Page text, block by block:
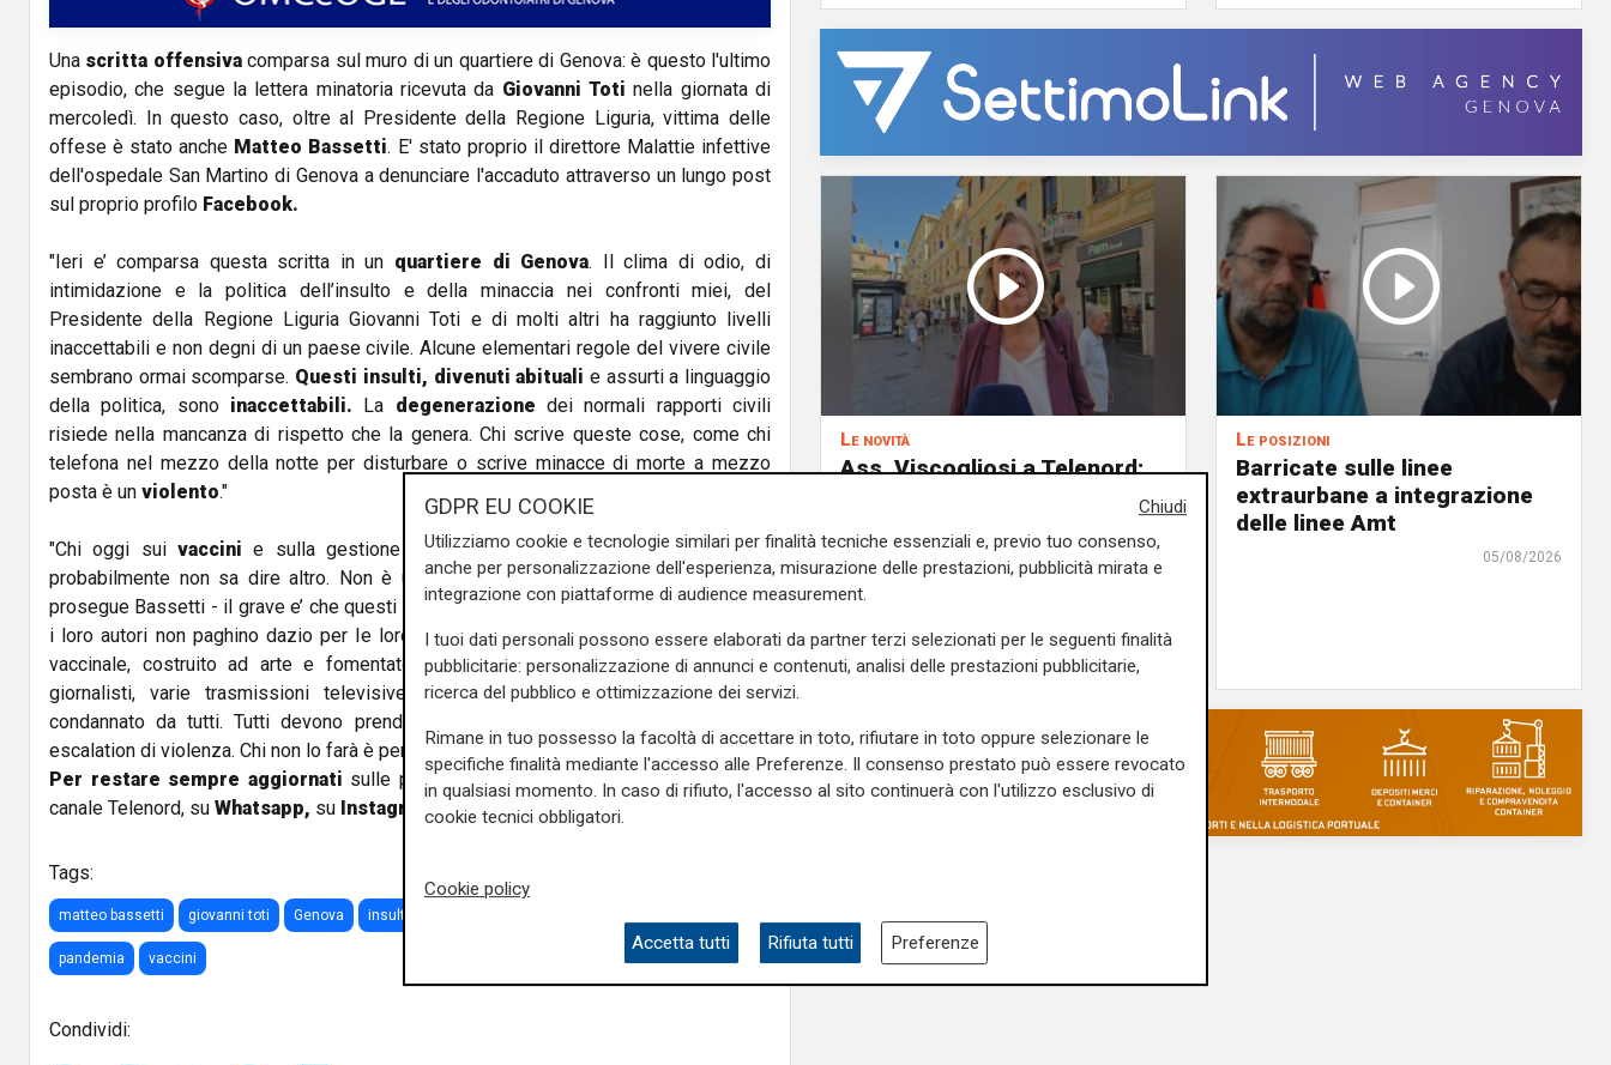
Una scritta offensivacomparsa sul muro di un quartiere di Genova: è questo l'ultimo
episodio, che segue la lettera minatoria ricevuta da Giovanni Toti nella giornata di
mercoledì. In questo caso, oltre al Presidente della Regione Liguria, vittima delle
offese è stato anche Matteo Bassetti. E' stato proprio il direttore Malattie infettive
dell'ospedale San Martino di Genova a denunciare l'accaduto attraverso un lungo post
sul proprio profilo Facebook.
"Ieri e’ comparsa questa scritta in un quartiere di Genova. Il clima di odio, di
intimidazione e la politica dell’insulto e della minaccia nei confronti miei, del
Presidente della Regione Liguria Giovanni Toti e di molti altri ha raggiunto livelli
inaccettabili e non degni di un paese civile. Alcune elementari regole del vivere civile
sembrano ormai scomparse. Questi insulti, divenuti abituali e assurti a linguaggio
della politica, sono inaccettabili. La degenerazione dei normali rapporti civili
risiede nella mancanza di rispetto che la genera. Chi scrive queste cose, come chi
telefona nel mezzo della notte per disturbare o scrive minacce di morte a mezzo
posta è un violento."
"Chi oggi sui vaccini e sulla gestione dellapandemiadice e scrive oscenità,
probabilmente non sa dire altro. Non è unoscandaloche tutto questo avvenga -
prosegue Bassetti - il grave e’ che questi comportamenti non destinoscalporee che
i loro autori non paghino dazio per le loro sconcezze. Ilclima d’odiosulla politica
vaccinale, costruito ad arte e fomentato da alcuni politici, i loro giornali, alcuni
giornalisti, varie trasmissioni televisive e i socialdeve essere fermatoe
condannato da tutti. Tutti devono prendere una
escalation di violenza. Chi non lo farà è perché ne èresponsabile e colluso".
Per restare sempre aggiornati sulle principali notizie sulla Liguria seguiteci sul
canale Telenord, su Whatsapp, su Instagram su Youtube e su Facebook
Tags:
matteo bassetti giovanni toti Genova insulti
pandemia vaccini
Condividi:
Le novità
Ass. Viscogliosi a Telenord:
"A Puntavagno un'area cani al
pizzeria verrà abbattuta,
ampia area si affaccerà su
skate park"
05/08/2026
Le posizioni
Barricate sulle linee
extraurbane a integrazione
delle linee Amt
05/08/2026
Chiudi
GDPR EU COOKIE
Utilizziamo cookie e tecnologie similari per finalità tecniche essenziali e, previo tuo consenso,
anche per personalizzazione dell'esperienza, misurazione delle prestazioni, pubblicità mirata e
integrazione con piattaforme di audience measurement.
I tuoi dati personali possono essere elaborati da partner terzi selezionati per le seguenti finalità
pubblicitarie: personalizzazione di annunci e contenuti, analisi delle prestazioni pubblicitarie,
ricerca del pubblico e ottimizzazione dei servizi.
Rimane in tuo possesso la facoltà di accettare in toto, rifiutare in toto oppure selezionare le
specifiche finalità mediante l'accesso alle Preferenze. Il consenso prestato può essere revocato
in qualsiasi momento. In caso di rifiuto, l'accesso al sito continuerà con l'utilizzo esclusivo di
cookie tecnici obbligatori.
Cookie policy
Accetta tutti Rifiuta tutti Preferenze